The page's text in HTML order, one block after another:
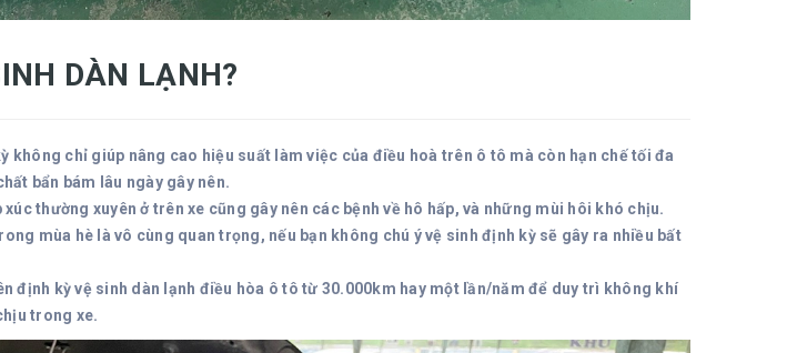
DÀN LẠNH?
không chỉ giúp nâng cao hiệu suất làm việc của điều hoà trên ô tô mà còn hạn chế tối đa
bẩn bám lâu ngày gây nên.
thường xuyên ở trên xe cũng gây nên các bệnh về hô hấp, và những mùi hôi khó chịu.
mùa hè là vô cùng quan trọng, nếu bạn không chú ý vệ sinh định kỳ sẽ gây ra nhiều bất
định kỳ vệ sinh dàn lạnh điều hòa ô tô từ 30.000km hay một lần/năm để duy trì không khí
trong xe.